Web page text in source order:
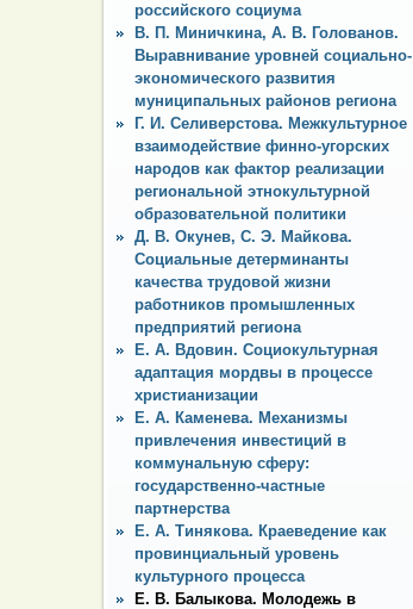
российского социума
В. П. Миничкина, А. В. Голованов.
Выравнивание уровней социально-
экономического развития
муниципальных районов региона
Г. И. Селиверстова. Межкультурное
взаимодействие финно-угорских
народов как фактор реализации
региональной этнокультурной
образовательной политики
Д. В. Окунев, С. Э. Майкова.
Социальные детерминанты
качества трудовой жизни
работников промышленных
предприятий региона
Е. А. Вдовин. Социокультурная
адаптация мордвы в процессе
христианизации
Е. А. Каменева. Механизмы
привлечения инвестиций в
коммунальную сферу:
государственно-частные
партнерства
Е. А. Тинякова. Краеведение как
провинциальный уровень
культурного процесса
Е. В. Балыкова. Молодежь в